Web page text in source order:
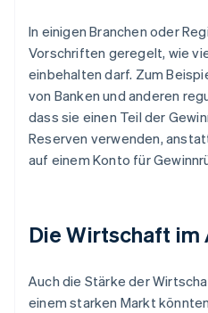
In einigen Branchen oder
Vorschriften geregelt, wie
einbehalten darf. Zum
von Banken und anderen
dass sie einen Teil der
Reserven verwenden,
auf einem Konto für
Die Wirtschaft im
Auch die Stärke der
einem starken Markt